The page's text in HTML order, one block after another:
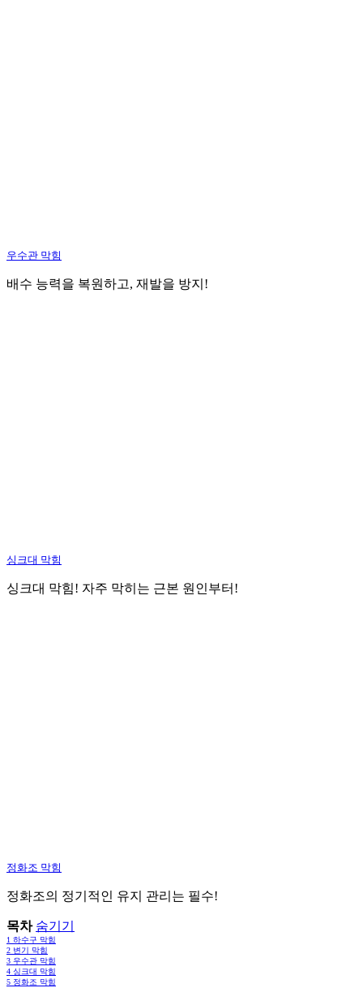
우수관 막힘
배수 능력을 복원하고, 재발을 방지!
싱크대 막힘
싱크대 막힘! 자주 막히는 근본 원인부터!
정화조 막힘
정화조의 정기적인 유지 관리는 필수!
목차 숨기기
1 하수구 막힘
2 변기 막힘
3 우수관 막힘
4 싱크대 막힘
5 정화조 막힘